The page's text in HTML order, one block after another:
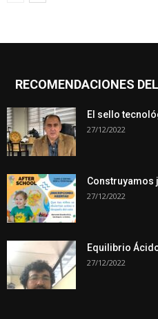
RECOMENDACIONES
El sello
27/12/2022
Construyamos
27/12/2022
Equilibrio
27/12/2022